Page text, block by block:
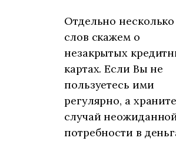
Отдельно несколько
слов скажем о
незакрытых
картах. Если Вы не
пользуетесь ими
регулярно, а
случай
потребности в